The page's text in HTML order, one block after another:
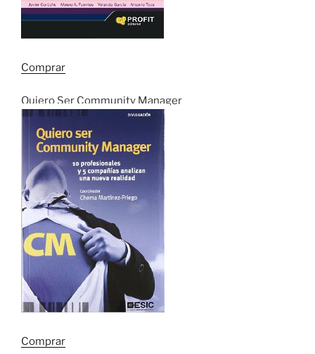
Comprar
Quiero Ser Community Manager
Comprar